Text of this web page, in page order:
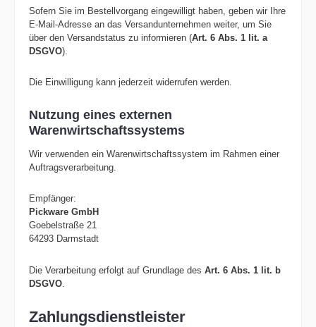
Sofern Sie im Bestellvorgang eingewilligt haben, geben wir Ihre
E-Mail-Adresse an das Versandunternehmen weiter, um Sie
über den Versandstatus zu informieren (Art. 6 Abs. 1 lit. a
DSGVO).
Die Einwilligung kann jederzeit widerrufen werden.
Nutzung eines externen
Warenwirtschaftssystems
Wir verwenden ein Warenwirtschaftssystem im Rahmen einer
Auftragsverarbeitung.
Empfänger:
Pickware GmbH
Goebelstraße 21
64293 Darmstadt
Die Verarbeitung erfolgt auf Grundlage des Art. 6 Abs. 1 lit. b
DSGVO
Zahlungsdienstleister